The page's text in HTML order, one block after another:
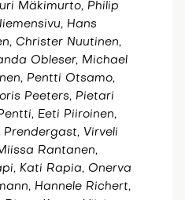
Mäkimurto, Philip
Hans
Christer Nuutinen,
Obleser, Michael
Pentti Otsamo,
Peeters, Pietari
Eeti Piiroinen,
Prendergast, Virveli
Rantanen,
Kati Rapia, Onerva
Hannele Richert,